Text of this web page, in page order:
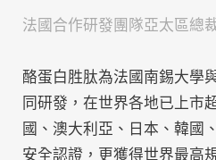
法國合作研發團隊亞太區總
酪蛋白胜肽為法國南錫大學
同研發，在世界各地已上市
國、澳大利亞、日本、韓國
安全認證，更獲得世界最高